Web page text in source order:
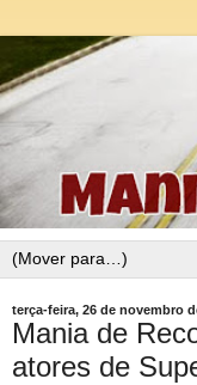
terça-feira, 26 de novembro
Mania de
atores de